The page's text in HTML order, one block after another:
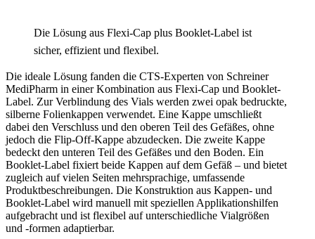
Die Lösung aus Flexi-Cap plus Booklet-Label ist
sicher, effizient und flexibel.
Die ideale Lösung fanden die CTS-Experten von Schreiner
MediPharm in einer Kombination aus Flexi-Cap und Booklet-
Label. Zur Verblindung des Vials werden zwei opak bedruckte,
silberne Folienkappen verwendet. Eine Kappe umschließt
dabei den Verschluss und den oberen Teil des Gefäßes, ohne
jedoch die Flip-Off-Kappe abzudecken. Die zweite Kappe
bedeckt den unteren Teil des Gefäßes und den Boden. Ein
Booklet-Label fixiert beide Kappen auf dem Gefäß – und bietet
zugleich auf vielen Seiten mehrsprachige, umfassende
Produktbeschreibungen. Die Konstruktion aus Kappen- und
Booklet-Label wird manuell mit speziellen Applikationshilfen
aufgebracht und ist flexibel auf unterschiedliche Vialgrößen
und -formen adaptierbar.